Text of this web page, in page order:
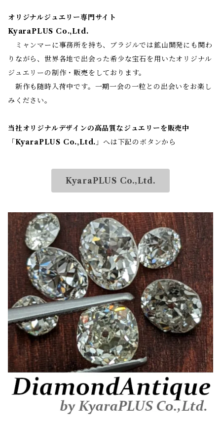
オリジナルジュエリー専門サイト
KyaraPLUS Co.,Ltd.
ミャンマーに事務所を持ち、ブラジルでは鉱山開発にも関わ
りながら、世界各地で出会った希少な宝石を用いたオリジナル
ジュエリーの制作・販売をしております。
新作も随時入荷中です。一期一会の一粒との出会いをお楽し
みください。
当社オリジナルデザインの高品質なジュエリーを販売中
「 KyaraPLUS Co.,Ltd. 」へは下記のボタンから
KyaraPLUS Co.,Ltd.